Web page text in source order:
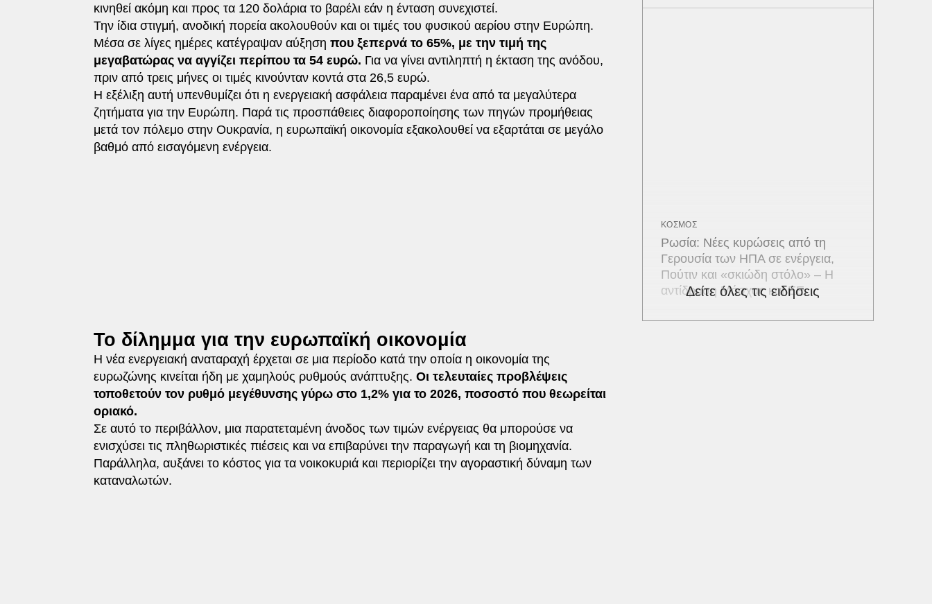
κινηθεί ακόμη και προς τα 120 δολάρια το βαρέλι εάν η ένταση συνεχιστεί.
Την ίδια στιγμή, ανοδική πορεία ακολουθούν και οι τιμές του φυσικού αερίου στην Ευρώπη.
Μέσα σε λίγες ημέρες κατέγραψαν αύξηση που ξεπερνά το 65%, με την τιμή της
μεγαβατώρας να αγγίζει περίπου τα 54 ευρώ. Για να γίνει αντιληπτή η έκταση της ανόδου,
πριν από τρεις μήνες οι τιμές κινούνταν κοντά στα 26,5 ευρώ.
Η εξέλιξη αυτή υπενθυμίζει ότι η ενεργειακή ασφάλεια παραμένει ένα από τα μεγαλύτερα
ζητήματα για την Ευρώπη. Παρά τις προσπάθειες διαφοροποίησης των πηγών προμήθειας
μετά τον πόλεμο στην Ουκρανία, η ευρωπαϊκή οικονομία εξακολουθεί να εξαρτάται σε μεγάλο
βαθμό από εισαγόμενη ενέργεια.
Το δίλημμα για την ευρωπαϊκή οικονομία
Η νέα ενεργειακή αναταραχή έρχεται σε μια περίοδο κατά την οποία η οικονομία της
ευρωζώνης κινείται ήδη με χαμηλούς ρυθμούς ανάπτυξης. Οι τελευταίες προβλέψεις
τοποθετούν τον ρυθμό μεγέθυνσης γύρω στο 1,2% για το 2026, ποσοστό που θεωρείται
οριακό.
Σε αυτό το περιβάλλον, μια παρατεταμένη άνοδος των τιμών ενέργειας θα μπορούσε να
ενισχύσει τις πληθωριστικές πιέσεις και να επιβαρύνει την παραγωγή και τη βιομηχανία.
Παράλληλα, αυξάνει το κόστος για τα νοικοκυριά και περιορίζει την αγοραστική δύναμη των
καταναλωτών.
ΚΟΣΜΟΣ
Ρωσία: Νέες κυρώσεις από τη
Γερουσία των ΗΠΑ σε ενέργεια,
Πούτιν και «σκιώδη στόλο» – Η
αντίδραση Μόσχας και ΕΕ
Δείτε όλες τις ειδήσεις